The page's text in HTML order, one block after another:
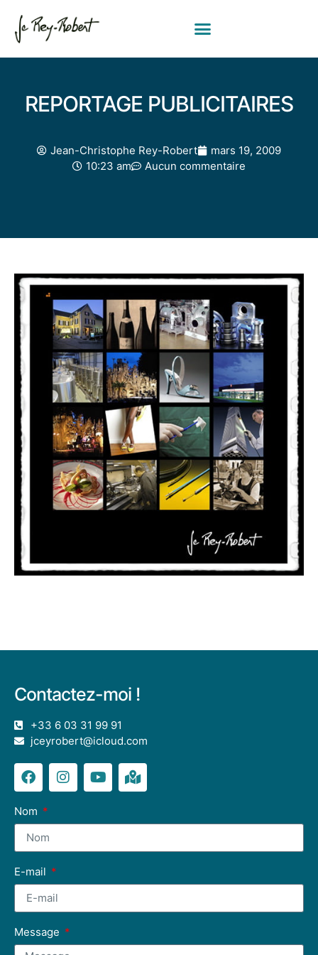
REPORTAGE PUBLICITAIRES
Jean-Christophe Rey-Robert
mars 19, 2009
10:23 am
Aucun commentaire
Contactez-moi !
+33 6 03 31 99 91
jceyrobert@icloud.com
Nom
E-mail
Message